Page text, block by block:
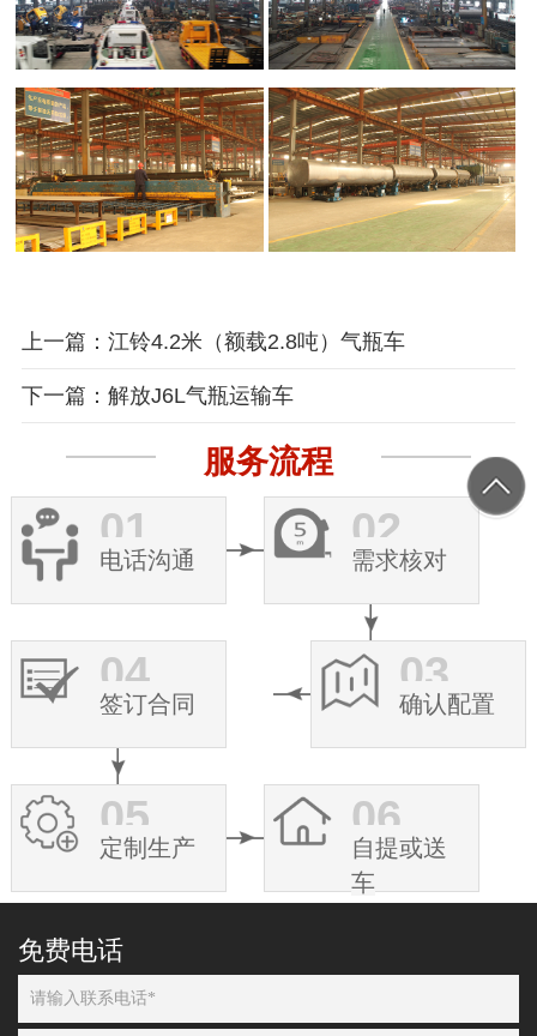
上一篇：江铃4.2米（额载2.8吨）气瓶车
下一篇：解放J6L气瓶运输车
服务流程
01
电话沟通
02
需求核对
03
确认配置
04
签订合同
05
定制生产
06
自提或送
车
免费电话